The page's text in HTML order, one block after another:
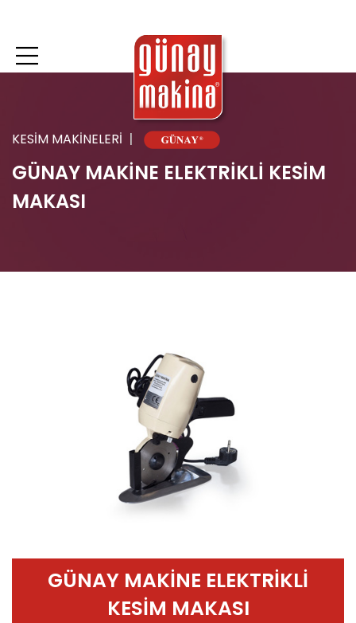
KESİM MAKİNELERİ
GÜNAY MAKİNE ELEKTRİKLİ KESİM
MAKASI
GÜNAY MAKİNE ELEKTRİKLİ
KESİM MAKASI